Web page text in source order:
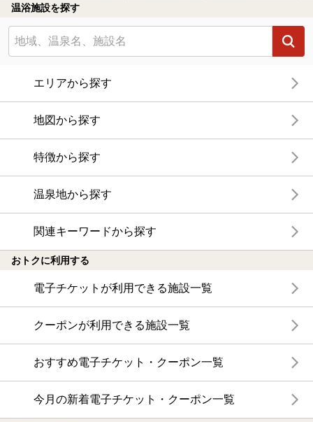
温浴施設を探す
エリアから探す
地図から探す
特徴から探す
温泉地から探す
関連キーワードから探す
おトクに利用する
電子チケットが利用できる施設一覧
クーポンが利用できる施設一覧
おすすめ電子チケット・クーポン一覧
今月の新着電子チケット・クーポン一覧